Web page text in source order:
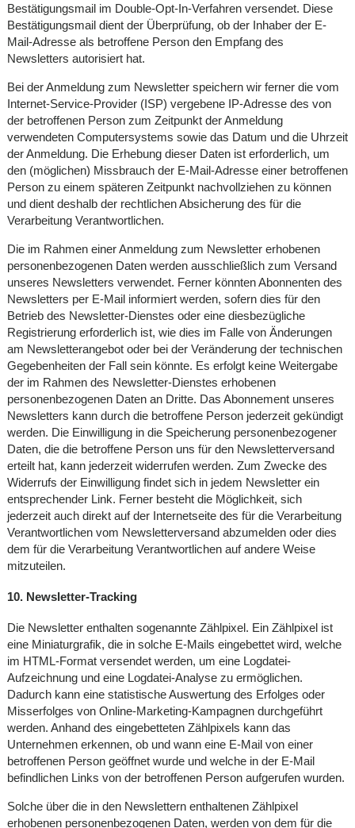
Bestätigungsmail im Double-Opt-In-Verfahren versendet. Diese
Bestätigungsmail dient der Überprüfung, ob der Inhaber der E-
Mail-Adresse als betroffene Person den Empfang des
Newsletters autorisiert hat.
Bei der Anmeldung zum Newsletter speichern wir ferner die vom
Internet-Service-Provider (ISP) vergebene IP-Adresse des von
der betroffenen Person zum Zeitpunkt der Anmeldung
verwendeten Computersystems sowie das Datum und die Uhrzeit
der Anmeldung. Die Erhebung dieser Daten ist erforderlich, um
den (möglichen) Missbrauch der E-Mail-Adresse einer betroffenen
Person zu einem späteren Zeitpunkt nachvollziehen zu können
und dient deshalb der rechtlichen Absicherung des für die
Verarbeitung Verantwortlichen.
Die im Rahmen einer Anmeldung zum Newsletter erhobenen
personenbezogenen Daten werden ausschließlich zum Versand
unseres Newsletters verwendet. Ferner könnten Abonnenten des
Newsletters per E-Mail informiert werden, sofern dies für den
Betrieb des Newsletter-Dienstes oder eine diesbezügliche
Registrierung erforderlich ist, wie dies im Falle von Änderungen
am Newsletterangebot oder bei der Veränderung der technischen
Gegebenheiten der Fall sein könnte. Es erfolgt keine Weitergabe
der im Rahmen des Newsletter-Dienstes erhobenen
personenbezogenen Daten an Dritte. Das Abonnement unseres
Newsletters kann durch die betroffene Person jederzeit gekündigt
werden. Die Einwilligung in die Speicherung personenbezogener
Daten, die die betroffene Person uns für den Newsletterversand
erteilt hat, kann jederzeit widerrufen werden. Zum Zwecke des
Widerrufs der Einwilligung findet sich in jedem Newsletter ein
entsprechender Link. Ferner besteht die Möglichkeit, sich
jederzeit auch direkt auf der Internetseite des für die Verarbeitung
Verantwortlichen vom Newsletterversand abzumelden oder dies
dem für die Verarbeitung Verantwortlichen auf andere Weise
mitzuteilen.
10. Newsletter-Tracking
Die Newsletter enthalten sogenannte Zählpixel. Ein Zählpixel ist
eine Miniaturgrafik, die in solche E-Mails eingebettet wird, welche
im HTML-Format versendet werden, um eine Logdatei-
Aufzeichnung und eine Logdatei-Analyse zu ermöglichen.
Dadurch kann eine statistische Auswertung des Erfolges oder
Misserfolges von Online-Marketing-Kampagnen durchgeführt
werden. Anhand des eingebetteten Zählpixels kann das
Unternehmen erkennen, ob und wann eine E-Mail von einer
betroffenen Person geöffnet wurde und welche in der E-Mail
befindlichen Links von der betroffenen Person aufgerufen wurden.
Solche über die in den Newslettern enthaltenen Zählpixel
erhobenen personenbezogenen Daten, werden von dem für die